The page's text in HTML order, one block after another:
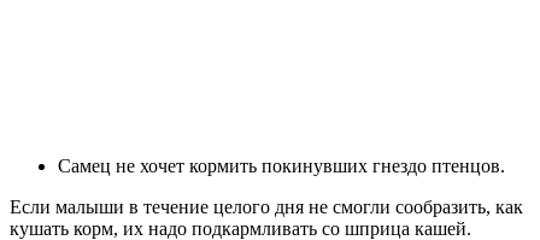
Самец не хочет кормить покинувших гнездо птенцов.
Если малыши в течение целого дня не смогли сообразить, как
кушать корм, их надо подкармливать со шприца кашей.